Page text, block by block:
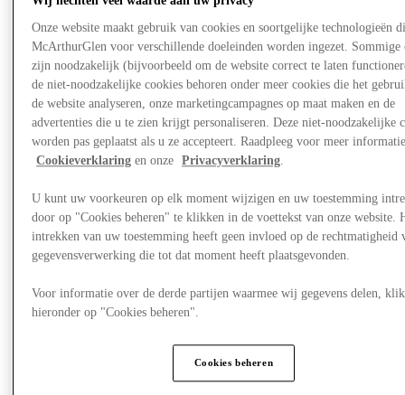
Nieuws
Onze website maakt gebruik van cookies en soortgelijke technologieën
McArthurGlen voor verschillende doeleinden worden ingezet. Sommige
zijn noodzakelijk (bijvoorbeeld om de website correct te laten
de niet-noodzakelijke cookies behoren onder meer cookies die het
de website analyseren, onze marketingcampagnes op maat maken en de
advertenties die u te zien krijgt personaliseren. Deze niet-noodzakelijke
worden pas geplaatst als u ze accepteert. Raadpleeg voor meer
Cookieverklaring en onze Privacyverklaring.
U kunt uw voorkeuren op elk moment wijzigen en uw toestemming
door op "Cookies beheren" te klikken in de voettekst van onze website.
intrekken van uw toestemming heeft geen invloed op de rechtmatigheid
gegevensverwerking die tot dat moment heeft plaatsgevonden.
Voor informatie over de derde partijen waarmee wij gegevens delen,
hieronder op "Cookies beheren".
Cookies beheren